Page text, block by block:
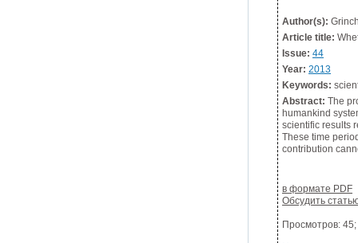
Author(s):
Article title:
Issue: 44
Year: 2013
Keywords:
Abstract: The
humankind
scientific results
These time
contribution
в формате PDF
Обсудить
Просмотров: 45;